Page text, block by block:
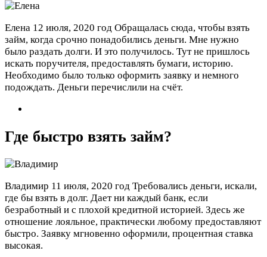
Елена 12 июля, 2020 год Обращалась сюда, чтобы взять
займ, когда срочно понадобились деньги. Мне нужно
было раздать долги. И это получилось. Тут не пришлось
искать поручителя, предоставлять бумаги, историю.
Необходимо было только оформить заявку и немного
подождать. Деньги перечислили на счёт.
Где быстро взять займ?
Владимир 11 июля, 2020 год Требовались деньги, искали,
где бы взять в долг. Дает ни каждый банк, если
безработный и с плохой кредитной историей. Здесь же
отношение лояльное, практически любому предоставляют
быстро. Заявку мгновенно оформили, процентная ставка
высокая.